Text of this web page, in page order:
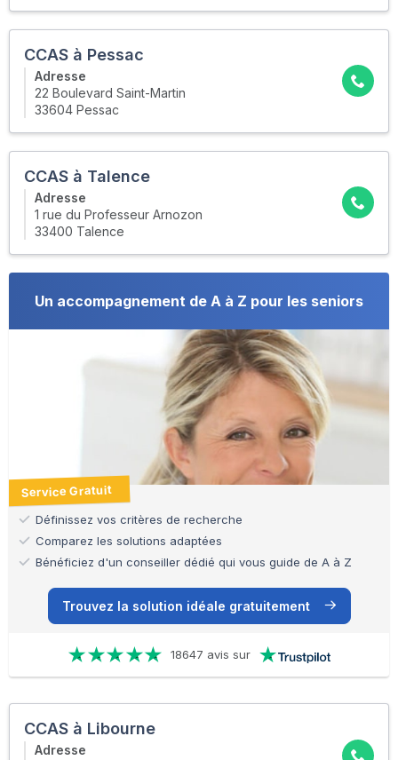
CCAS à Pessac
Adresse
22 Boulevard Saint-Martin
33604 Pessac
CCAS à Talence
Adresse
1 rue du Professeur Arnozon
33400 Talence
Un accompagnement de A à Z pour les seniors
Service Gratuit
Définissez vos critères de recherche
Comparez les solutions adaptées
Bénéficiez d'un conseiller dédié qui vous guide de A à Z
Trouvez la solution idéale gratuitement
18647 avis sur
CCAS à Libourne
Adresse